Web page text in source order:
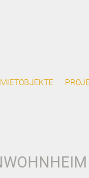
MIETOBJEKTE